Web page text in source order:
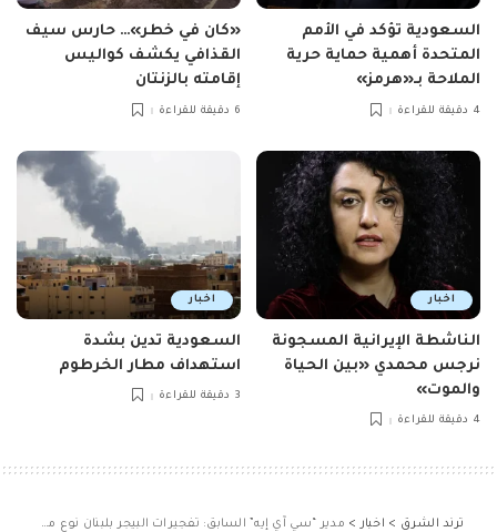
السعودية تؤكد في الأمم
المتحدة أهمية حماية حرية
الملاحة بـ«هرمز»
4 دقيقة للقراءة
«كان في خطر»… حارس سيف
القذافي يكشف كواليس
إقامته بالزنتان
6 دقيقة للقراءة
اخبار
الناشطة الإيرانية المسجونة
نرجس محمدي «بين الحياة
والموت»
4 دقيقة للقراءة
اخبار
السعودية تدين بشدة
استهداف مطار الخرطوم
3 دقيقة للقراءة
ترند الشرق > اخبار > مدير “سي آي إيه” السابق: تفجيرات البيجر بلبنان نوع من الإرهاب